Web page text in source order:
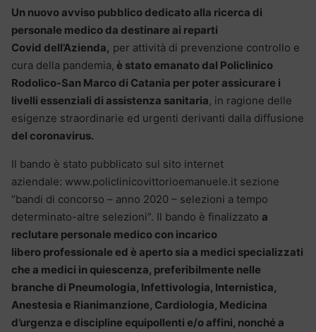
Un nuovo avviso pubblico dedicato alla ricerca di
personale medico da destinare ai reparti
Covid dell’Azienda, per attività di prevenzione controllo e
cura della pandemia, è stato emanato dal Policlinico
Rodolico-San Marco di Catania per poter assicurare i
livelli essenziali di assistenza sanitaria, in ragione delle
esigenze straordinarie ed urgenti derivanti dalla diffusione
del coronavirus.
Il bando è stato pubblicato sul sito internet
aziendale: www.policlinicovittorioemanuele.it sezione
“bandi di concorso – anno 2020 – selezioni a tempo
determinato-altre selezioni”. Il bando è finalizzato a
reclutare personale medico con incarico
libero professionale ed è aperto sia a medici specializzati
che a medici in quiescenza, preferibilmente nelle
branche di Pneumologia, Infettivologia, Internistica,
Anestesia e Rianimanzione, Cardiologia, Medicina
d’urgenza e discipline equipollenti e/o affini, nonché a